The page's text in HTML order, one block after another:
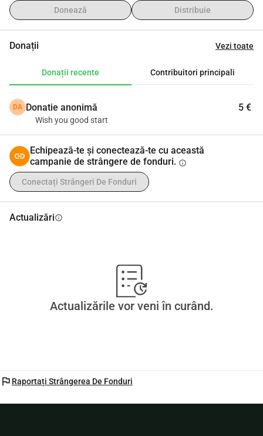
repararea gardurilor ruginit, înlocuirea echipamentelor
deteriorate și modernizarea băilor și a prizelor electrice.
stimulativ în care copiii să învețe, să se joace și să se
Cu sprijinul tău, ne propunem să stabilim o facilitate de
caracteristici energetice eficiente. Împreună, putem oferi
acestor copii o grădiniță de care să fie mândri și să le
Donează Distribuie
Donații Vezi toate
Donații recente Contribuitori principali
DA Donatie anonimă 5 €
Wish you good start
Echipează-te și conectează-te cu această
campanie de strângere de fonduri. info
Conectați Strângeri De Fonduri
Actualizăriinfo
Actualizările vor veni în curând.
flag Raportați Strângerea De Fonduri